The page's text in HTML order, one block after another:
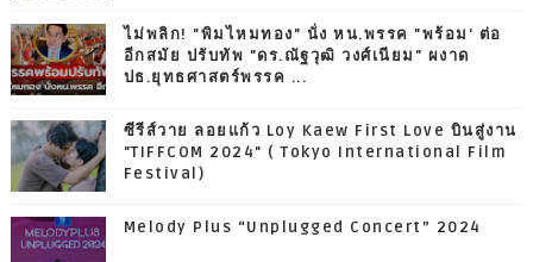
ไม่พลิก! "พิมไหมทอง" นั่ง หน.พรรค "พร้อม' ต่อ
อีกสมัย ปรับทัพ "ดร.ณัฐวุฒิ วงศ์เนียม" ผงาด
ปธ.ยุทธศาสตร์พรรค ...
ซีรีส์วาย ลอยแก้ว Loy Kaew First Love บินสู่งาน
"TIFFCOM 2024" ( Tokyo International Film
Festival)
Melody Plus “Unplugged Concert” 2024